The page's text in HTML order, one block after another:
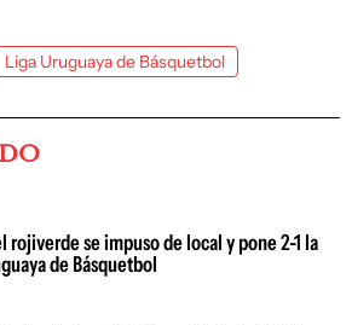
Liga Uruguaya de Básquetbol
rojiverde se impuso de local y pone 2-1 la
de Básquetbol